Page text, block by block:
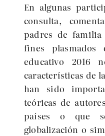
En algunas
consulta,
padres de
fines
educativo 2016
características de
han sido
teóricas de
países o que
globalización o